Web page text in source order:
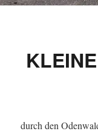
durch den